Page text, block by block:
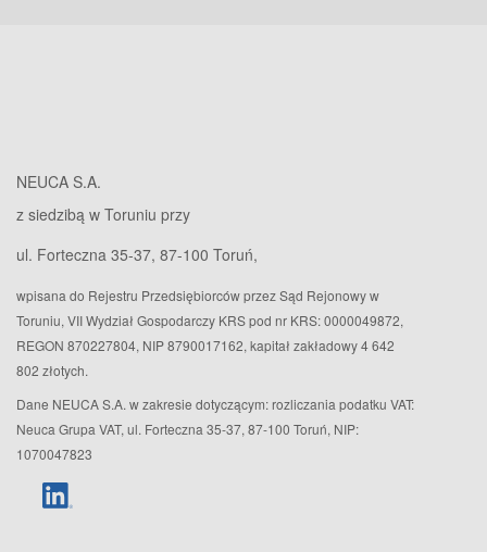
NEUCA S.A.
z siedzibą w Toruniu przy
ul. Forteczna 35-37, 87-100 Toruń,
wpisana do Rejestru Przedsiębiorców przez Sąd Rejonowy w
Toruniu, VII Wydział Gospodarczy KRS pod nr KRS: 0000049872,
REGON 870227804, NIP 8790017162, kapitał zakładowy 4 642
802 złotych.
Dane NEUCA S.A. w zakresie dotyczącym: rozliczania podatku VAT:
Neuca Grupa VAT, ul. Forteczna 35-37, 87-100 Toruń, NIP:
1070047823